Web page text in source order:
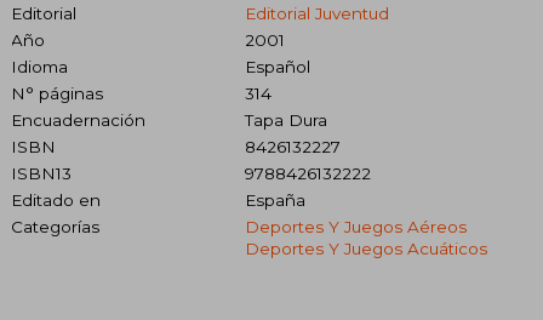
Editorial
Editorial Juventud
Año
2001
Idioma
Español
N° páginas
314
Encuadernación
Tapa Dura
ISBN
8426132227
ISBN13
9788426132222
Editado en
España
Categorías
Deportes Y Juegos Aéreos
Deportes Y Juegos Acuáticos